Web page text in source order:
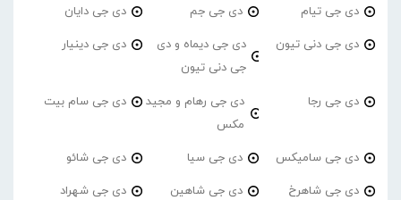
دی جی تیام دی جی جم دی جی دایان
دی جی دنی تیون
دی جی دیماه و دی
جی دنی تیون
دی جی دینیار
دی جی رجا
دی جی رهام و مجید
مکس
دی جی سام بیت
دی جی سامیکس دی جی سیا دی جی شائو
دی جی شاهرخ دی جی شاهین دی جی شهراد